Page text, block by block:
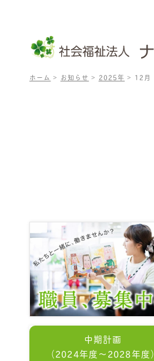
ホーム > お知らせ > 2025年 > 12月
中期計画
（2024年度～2028年度）